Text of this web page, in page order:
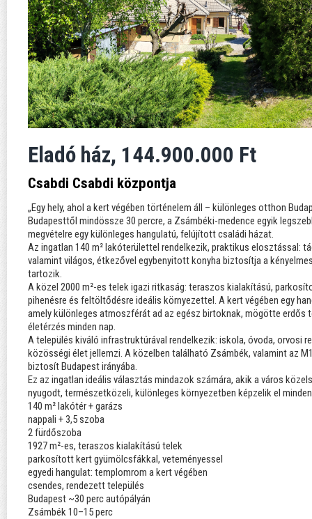
Eladó ház, 144.900.000 Ft
Csabdi Csabdi központja
„Egy hely, ahol a kert végében történelem áll – különleges otthon
Budapesttől mindössze 30 percre, a Zsámbéki-medence egyik
megvételre egy különleges hangulatú, felújított családi házat.
Az ingatlan 140 m² lakóterülettel rendelkezik, praktikus elosztással:
valamint világos, étkezővel egybenyitott konyha biztosítja a
tartozik.
A közel 2000 m²-es telek igazi ritkaság: teraszos kialakítású,
pihenésre és feltöltődésre ideális környezettel. A kert végében egy
amely különleges atmoszférát ad az egész birtoknak, mögötte
életérzés minden nap.
A település kiváló infrastruktúrával rendelkezik: iskola, óvoda, orvosi
közösségi élet jellemzi. A közelben található Zsámbék, valamint az
biztosít Budapest irányába.
Ez az ingatlan ideális választás mindazok számára, akik a város
nyugodt, természetközeli, különleges környezetben képzelik el
140 m² lakótér + garázs
nappali + 3,5 szoba
2 fürdőszoba
1927 m²-es, teraszos kialakítású telek
parkosított kert gyümölcsfákkal, veteményessel
egyedi hangulat: templomrom a kert végében
csendes, rendezett település
Budapest ~30 perc autópályán
Zsámbék 10–15 perc